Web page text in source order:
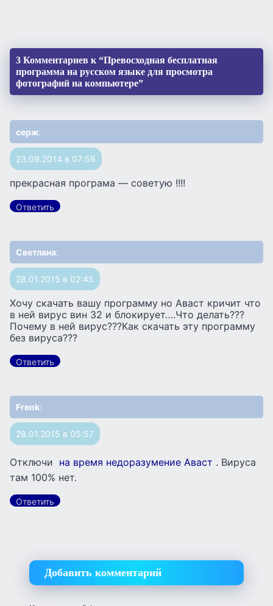
3 Комментариев к “Превосходная бесплатная
программа на русском языке для просмотра
фотографий на компьютере”
серж:
23.09.2014 в 07:56
прекрасная програма — советую !!!!
Ответить
Светлана:
28.01.2015 в 02:45
Хочу скачать вашу программу но Аваст кричит что
в ней вирус вин 32 и блокирует….Что делать???
Почему в ней вирус???Как скачать эту программу
без вируса???
Ответить
Frenk:
28.01.2015 в 05:57
Отключи на время недоразумение Аваст . Вируса
там 100% нет.
Ответить
Добавить комментарий